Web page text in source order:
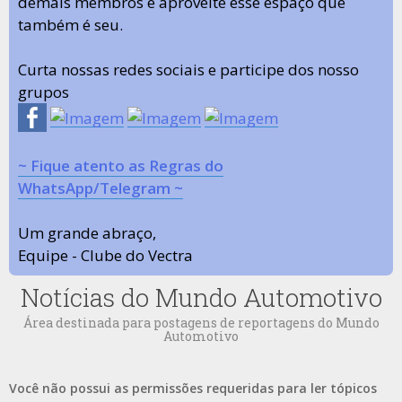
também é seu.
Curta nossas redes sociais e participe dos nosso
grupos
~ Fique atento as Regras do
WhatsApp/Telegram ~
Um grande abraço,
Equipe - Clube do Vectra
Notícias do Mundo Automotivo
Área destinada para postagens de reportagens do Mundo
Automotivo
Você não possui as permissões requeridas para ler tópicos